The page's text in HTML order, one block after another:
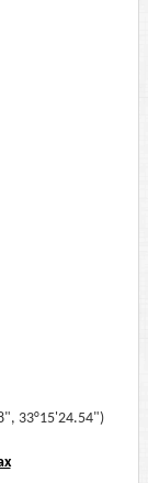
33°15'24.54")